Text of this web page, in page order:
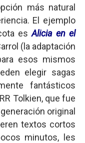
más natural
El ejemplo
esAlicia en el
(la adaptación
esos mismos
elegir sagas
fantásticos
Tolkien, que fue
original
textos cortos
minutos, les